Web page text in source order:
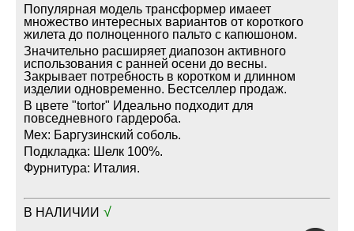
Популярная модель трансформер имаеет
множество интересных вариантов от короткого
жилета до полноценного пальто с капюшоном.
Значительно расширяет диапозон активного
использования с ранней осени до весны.
Закрывает потребность в коротком и длинном
изделии одновременно. Бестселлер продаж.
В цвете "tortor" Идеально подходит для
повседневного гардероба.
Мех: Баргузинский соболь.
Подкладка: Шелк 100%.
Фурнитура: Италия.
В НАЛИЧИИ √